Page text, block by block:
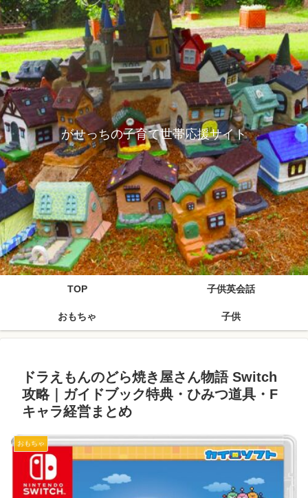
がせっちの子育て世帯応援サイト
TOP 子供英会話
おもちゃ 子供
ドラえもんのどら焼き屋さん物語 Switch
攻略｜ガイドブック特典・ひみつ道具・F
キャラ経営まとめ
おもちゃ